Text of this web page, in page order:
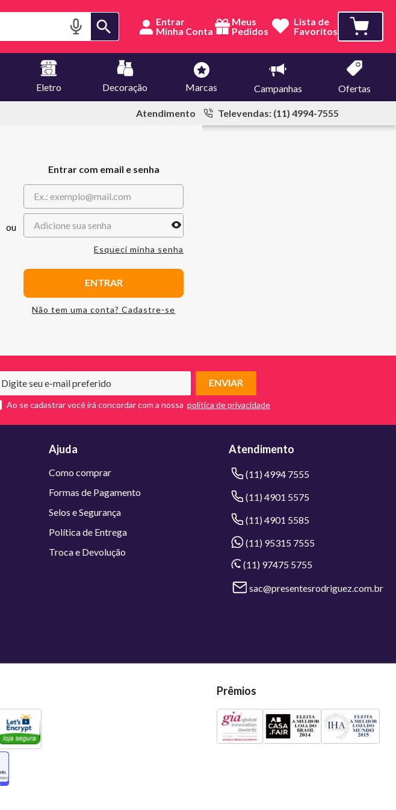
Entrar
Meus
Pedidos
Lista de
Favoritos
Eletro Decoração Marcas Campanhas Ofertas
Atendimento Televendas: (11) 4994-7555
Entrar com email e senha
Esqueci minha senha
ENTRAR
Não tem uma conta? Cadastre-se
ENVIAR
Ao se cadastrar você irá concordar com a nossa
Ajuda
Como comprar
Formas de Pagamento
Selos e Segurança
Política de Entrega
Troca e Devolução
Atendimento
(11) 4994 7555
(11) 4901 5575
(11) 4901 5585
(11) 95315 7555
(11) 97475 5755
sac@presentesrodriguez.com.br
Prêmios